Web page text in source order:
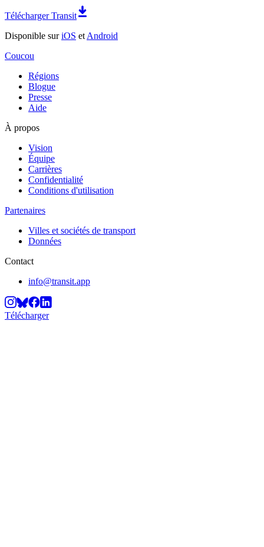
Télécharger Transit
Disponible suriOS et Android
Coucou
Régions
Blogue
Presse
Aide
À propos
Vision
Équipe
Carrières
Confidentialité
Conditions d'utilisation
Partenaires
Villes et sociétés de transport
Données
Contact
info@transit.app
Télécharger